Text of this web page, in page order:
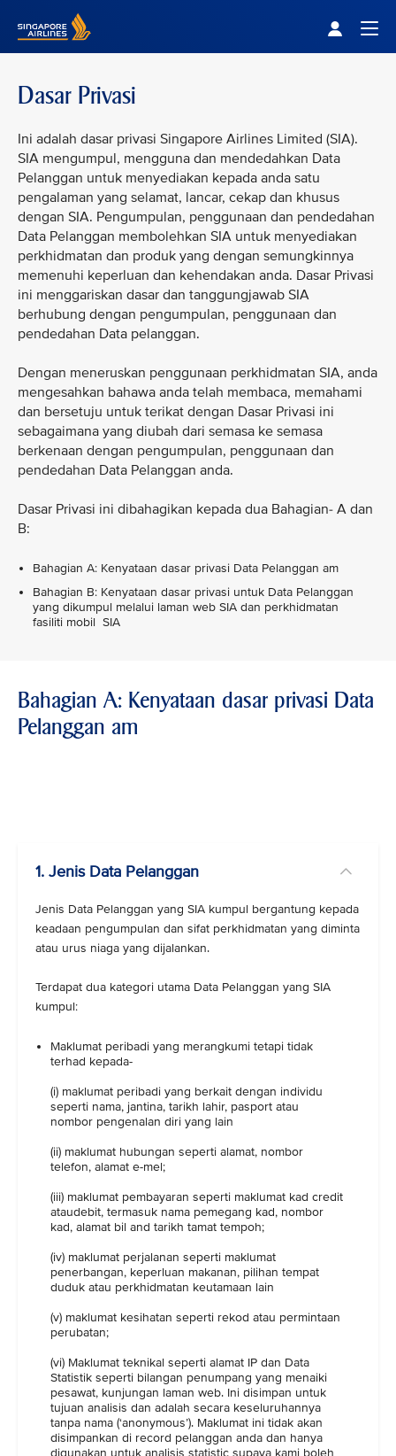
Dasar Privasi
Ini adalah dasar privasi Singapore Airlines Limited (SIA).
SIA mengumpul, mengguna dan mendedahkan Data
Pelanggan untuk menyediakan kepada anda satu
pengalaman yang selamat, lancar, cekap dan khusus
dengan SIA. Pengumpulan, penggunaan dan pendedahan
Data Pelanggan membolehkan SIA untuk menyediakan
perkhidmatan dan produk yang dengan semungkinnya
memenuhi keperluan dan kehendakan anda. Dasar Privasi
ini menggariskan dasar dan tanggungjawab SIA
berhubung dengan pengumpulan, penggunaan dan
pendedahan Data pelanggan.
Dengan meneruskan penggunaan perkhidmatan SIA, anda
mengesahkan bahawa anda telah membaca, memahami
dan bersetuju untuk terikat dengan Dasar Privasi ini
sebagaimana yang diubah dari semasa ke semasa
berkenaan dengan pengumpulan, penggunaan dan
pendedahan Data Pelanggan anda.
Dasar Privasi ini dibahagikan kepada dua Bahagian- A dan
B:
Bahagian A: Kenyataan dasar privasi Data Pelanggan am
Bahagian B: Kenyataan dasar privasi untuk Data Pelanggan
yang dikumpul melalui laman web SIA dan perkhidmatan
fasiliti mobil SIA
Bahagian A: Kenyataan dasar privasi Data
Pelanggan am
1. Jenis Data Pelanggan
Jenis Data Pelanggan yang SIA kumpul bergantung kepada
keadaan pengumpulan dan sifat perkhidmatan yang diminta
atau urus niaga yang dijalankan.
Terdapat dua kategori utama Data Pelanggan yang SIA
kumpul:
Maklumat peribadi yang merangkumi tetapi tidak
terhad kepada-
(i) maklumat peribadi yang berkait dengan individu
seperti nama, jantina, tarikh lahir, pasport atau
nombor pengenalan diri yang lain
(ii) maklumat hubungan seperti alamat, nombor
telefon, alamat e-mel;
(iii) maklumat pembayaran seperti maklumat kad credit
ataudebit, termasuk nama pemegang kad, nombor
kad, alamat bil and tarikh tamat tempoh;
(iv) maklumat perjalanan seperti maklumat
penerbangan, keperluan makanan, pilihan tempat
duduk atau perkhidmatan keutamaan lain
(v) maklumat kesihatan seperti rekod atau permintaan
perubatan;
(vi) Maklumat teknikal seperti alamat IP dan Data
Statistik seperti bilangan penumpang yang menaiki
pesawat, kunjungan laman web. Ini disimpan untuk
tujuan analisis dan adalah secara keseluruhannya
tanpa nama (‘anonymous’). Maklumat ini tidak akan
disimpankan di record pelanggan anda dan hanya
digunakan untuk analisis statistic supaya kami boleh